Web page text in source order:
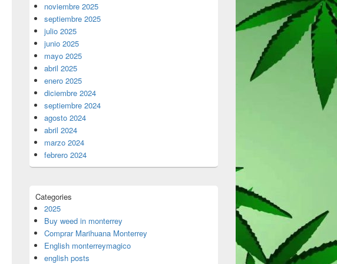
noviembre 2025
septiembre 2025
julio 2025
junio 2025
mayo 2025
abril 2025
enero 2025
diciembre 2024
septiembre 2024
agosto 2024
abril 2024
marzo 2024
febrero 2024
Categories
2025
Buy weed in monterrey
Comprar Marihuana Monterrey
English monterreymagico
english posts